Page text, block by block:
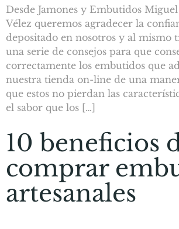
Desde Jamones y Embutidos
Vélez queremos agradecer la
depositado en nosotros y al mismo
una serie de consejos para que
correctamente los embutidos que
nuestra tienda on-line de una
que estos no pierdan las
el sabor que los […]
10 beneficios
comprar
artesanales